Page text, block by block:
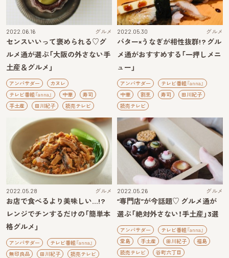
2022.06.16 グルメ
センスいいって褒められる♡グ
ルメ通が選ぶ「大阪の外さない手
土産＆グルメ」
アンバサダー
カヌレ
テレビ番組『anna』
中華
寿司
手土産
田川紀子 読売テレビ
2022.05.30 グルメ
バター×うなぎが相性抜群!? グル
メ通がおすすめする「一押しメニ
ュー」
アンバサダー
テレビ番組『anna』
中華
割烹 寿司
田川紀子
読売テレビ
2022.05.28 グルメ
お店で食べるより美味しい…!?
レンジでチンするだけの「簡単本
格グルメ」
アンバサダー
テレビ番組『anna』
無印良品
田川紀子 読売テレビ
2022.05.26 グルメ
“専門店”が今話題♡ グルメ通が
選ぶ「絶対外さない！手土産」3選
アンバサダー
テレビ番組『anna』
堂島
手土産 田川紀子
福島
読売テレビ
谷町六丁目